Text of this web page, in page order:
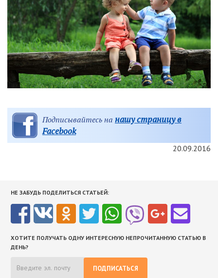
Подписывайтесь на нашу страницу в
Facebook
20.09.2016
НЕ ЗАБУДЬ ПОДЕЛИТЬСЯ СТАТЬЕЙ:
ХОТИТЕ ПОЛУЧАТЬ ОДНУ ИНТЕРЕСНУЮ НЕПРОЧИТАННУЮ СТАТЬЮ В
ДЕНЬ?
ПОДПИСАТЬСЯ